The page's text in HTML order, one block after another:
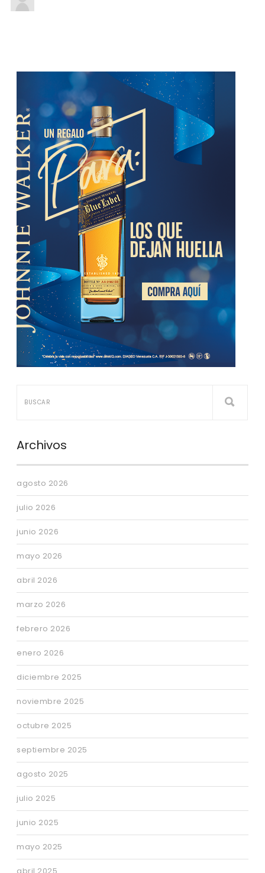
Archivos
agosto 2026
julio 2026
junio 2026
mayo 2026
abril 2026
marzo 2026
febrero 2026
enero 2026
diciembre 2025
noviembre 2025
octubre 2025
septiembre 2025
agosto 2025
julio 2025
junio 2025
mayo 2025